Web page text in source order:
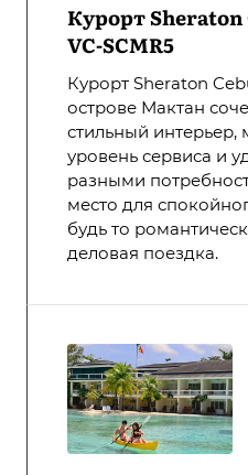
Курорт Sheraton
VC-SCMR5
Курорт Sheraton
острове Мактан
стильный
уровень сервиса и
разными
место для
будь то
деловая поездка.